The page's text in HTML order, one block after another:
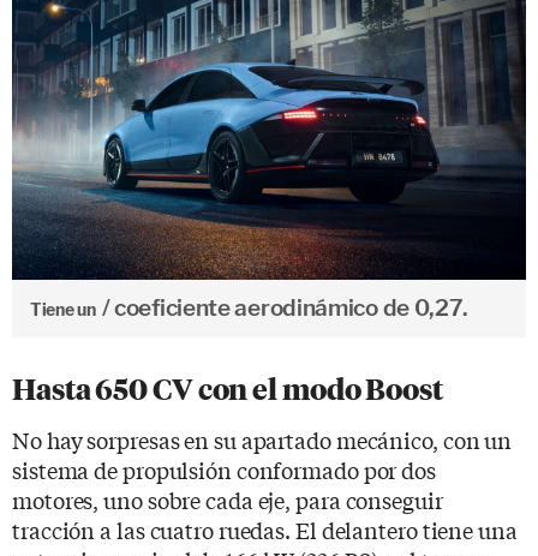
Tiene un coeficiente aerodinámico de 0,27.
Hasta 650 CV con el modo Boost
No hay sorpresas en su apartado mecánico, con un
sistema de propulsión conformado por dos
motores, uno sobre cada eje, para conseguir
tracción a las cuatro ruedas. El delantero tiene una